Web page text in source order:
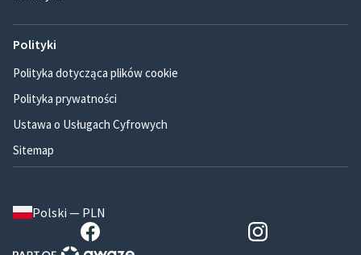
Polityki
Polityka dotycząca plików cookie
Polityka prywatności
Ustawa o Usługach Cyfrowych
Sitemap
Polski — PLN